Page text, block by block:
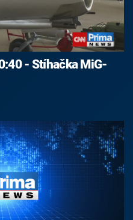
- Stíhačka MiG-